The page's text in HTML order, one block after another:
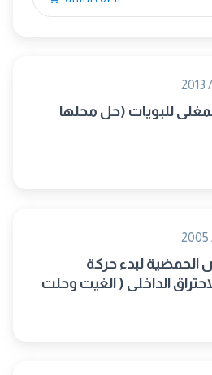
للبويات (حل محلها
الحمضية لبدء حركة
الداخلي ( الغيت وحلت